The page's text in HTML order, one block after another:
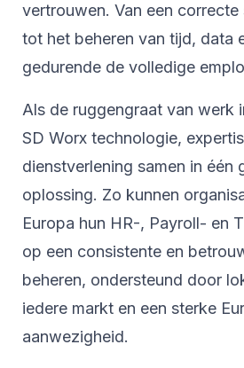
vertrouwen. Van een
tot het beheren van tijd, data
gedurende de volledige
Als de ruggengraat van werk
SD Worx technologie,
dienstverlening samen in één
oplossing. Zo kunnen
Europa hun HR-, Payroll- en
op een consistente en
beheren, ondersteund door
iedere markt en een sterke
aanwezigheid.